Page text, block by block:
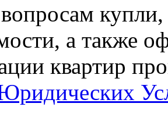
а также
квартир